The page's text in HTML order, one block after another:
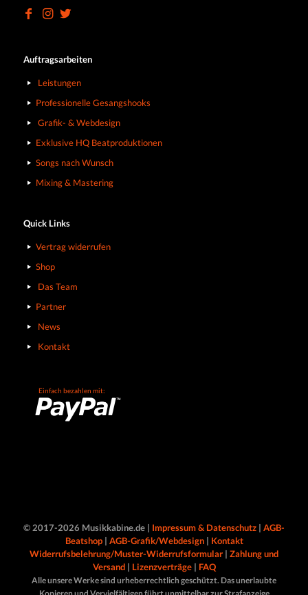
Auftragsarbeiten
Leistungen
Professionelle Gesangshooks
Grafik- & Webdesign
Exklusive HQ Beatproduktionen
Songs nach Wunsch
Mixing & Mastering
Quick Links
Vertrag widerrufen
Shop
Das Team
Partner
News
Kontakt
Einfach bezahlen mit:
© 2017-2026 Musikkabine.de | Impressum & Datenschutz | AGB-
Beatshop| AGB-Grafik/Webdesign| Kontakt
Widerrufsbelehrung/Muster-Widerrufsformular | Zahlung und
Versand| Lizenzverträge| FAQ
Alle unsere Werke sind urheberrechtlich geschützt. Das unerlaubte